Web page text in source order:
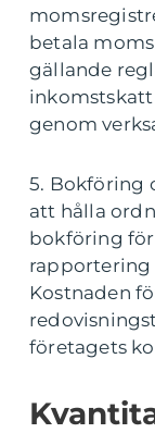
betala
gällande
inkomstskatt
genom
5. Bokföring
att hålla
bokföring
rapportering
Kostnaden
företagets